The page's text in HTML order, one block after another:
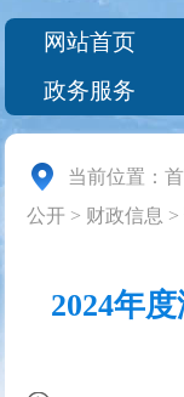
网站首页
政务服务
当前位置：
公开 > 财政信息 >
2024年